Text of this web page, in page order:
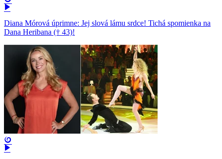
Diana Mórová úprimne: Jej slová lámu srdce! Tichá spomienka na
Dana Heribana († 43)!